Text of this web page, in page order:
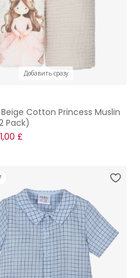
Добавить сразу
Cotton Princess Muslin
Pack)
£